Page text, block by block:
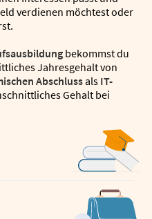
verdienen möchtest oder
bekommst du
Jahresgehalt von
Abschlussals IT-
Gehalt bei